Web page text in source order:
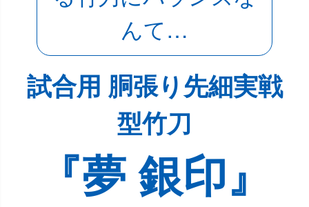
んて…
試合用 胴張り先細実戦
型竹刀
『夢 銀印』